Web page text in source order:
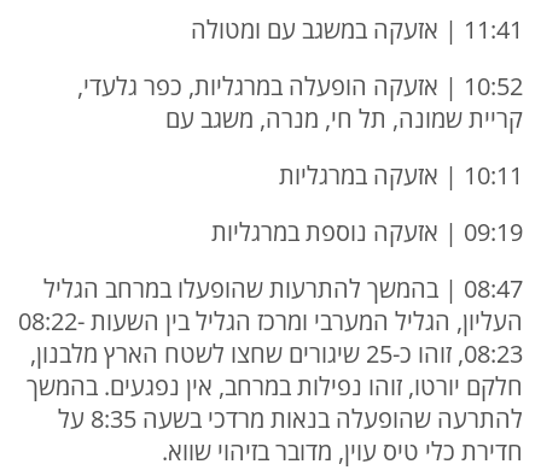
11:41 | אזעקה במשגב עם ומטולה
10:52 | אזעקה הופעלה במרגליות, כפר גלעדי,
קריית שמונה, תל חי, מנרה, משגב עם
10:11 | אזעקה במרגליות
09:19 | אזעקה נוספת במרגליות
08:47 | בהמשך להתרעות שהופעלו במרחב הגליל
העליון, הגליל המערבי ומרכז הגליל בין השעות 08:22-
08:23, זוהו כ-25 שיגורים שחצו לשטח הארץ מלבנון,
חלקם יורטו, זוהו נפילות במרחב, אין נפגעים. בהמשך
להתרעה שהופעלה בנאות מרדכי בשעה 8:35 על
חדירת כלי טיס עוין, מדובר בזיהוי שווא.